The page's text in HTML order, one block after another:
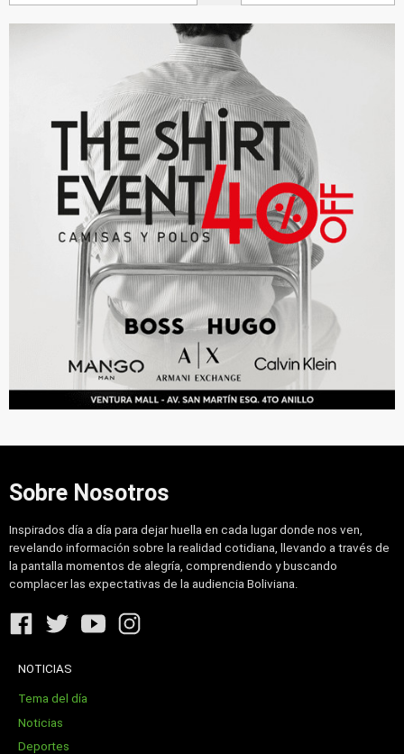
Sobre Nosotros
Inspirados día a día para dejar huella en cada lugar donde nos ven,
revelando información sobre la realidad cotidiana, llevando a través de
la pantalla momentos de alegría, comprendiendo y buscando
complacer las expectativas de la audiencia Boliviana.
NOTICIAS
Tema del día
Noticias
Deportes